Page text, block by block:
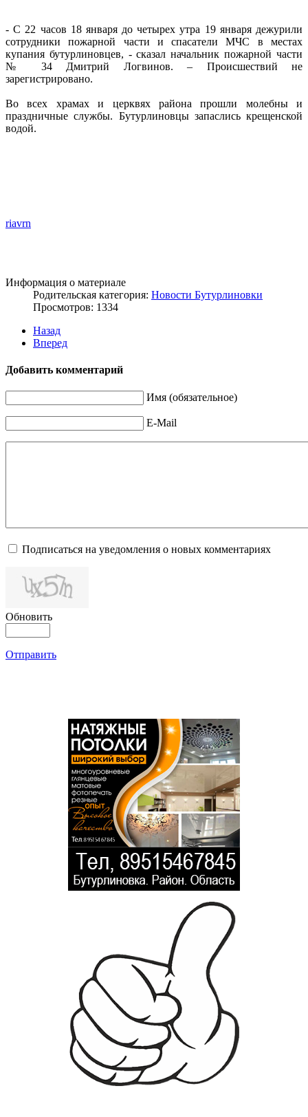
- С 22 часов 18 января до четырех утра 19 января дежурили
сотрудники пожарной части и спасатели МЧС в местах
купания бутурлиновцев, - сказал начальник пожарной части
№ 34 Дмитрий Логвинов. – Происшествий не
зарегистрировано.
Во всех храмах и церквях района прошли молебны и
праздничные службы. Бутурлиновцы запаслись крещенской
водой.
riavrn
Информация о материале
Родительская категория: Новости Бутурлиновки
Просмотров: 1334
Назад
Вперед
Добавить комментарий
Имя (обязательное)
E-Mail
Подписаться на уведомления о новых комментариях
Обновить
Отправить